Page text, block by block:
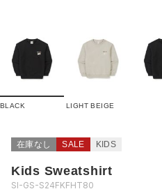
BLACK LIGHT BEIGE
在庫なし SALE KIDS
Kids Sweatshirt
SI-GS-S24FKFHT80